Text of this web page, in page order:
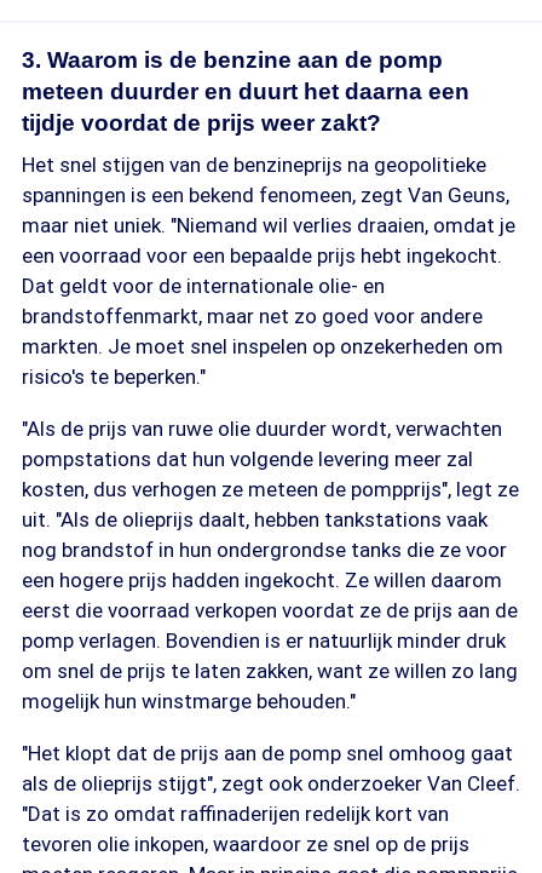
3. Waarom is de benzine aan de pomp
meteen duurder en duurt het daarna een
tijdje voordat de prijs weer zakt?
Het snel stijgen van de benzineprijs na geopolitieke
spanningen is een bekend fenomeen, zegt Van Geuns,
maar niet uniek. "Niemand wil verlies draaien, omdat je
een voorraad voor een bepaalde prijs hebt ingekocht.
Dat geldt voor de internationale olie- en
brandstoffenmarkt, maar net zo goed voor andere
markten. Je moet snel inspelen op onzekerheden om
risico's te beperken."
"Als de prijs van ruwe olie duurder wordt, verwachten
pompstations dat hun volgende levering meer zal
kosten, dus verhogen ze meteen de pompprijs", legt ze
uit. "Als de olieprijs daalt, hebben tankstations vaak
nog brandstof in hun ondergrondse tanks die ze voor
een hogere prijs hadden ingekocht. Ze willen daarom
eerst die voorraad verkopen voordat ze de prijs aan de
pomp verlagen. Bovendien is er natuurlijk minder druk
om snel de prijs te laten zakken, want ze willen zo lang
mogelijk hun winstmarge behouden."
"Het klopt dat de prijs aan de pomp snel omhoog gaat
als de olieprijs stijgt", zegt ook onderzoeker Van Cleef.
"Dat is zo omdat raffinaderijen redelijk kort van
tevoren olie inkopen, waardoor ze snel op de prijs